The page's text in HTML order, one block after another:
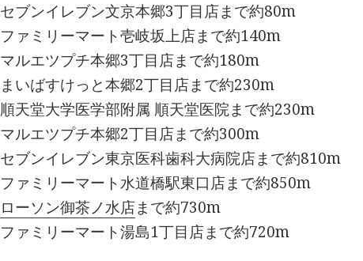
セブンイレブン文京本郷3丁目店まで約80m
ファミリーマート壱岐坂上店まで約140m
マルエツプチ本郷3丁目店まで約180m
まいばすけっと本郷2丁目店まで約230m
順天堂大学医学部附属 順天堂医院まで約230m
マルエツプチ本郷2丁目店まで約300m
セブンイレブン東京医科歯科大病院店まで約810m
ファミリーマート水道橋駅東口店まで約850m
ローソン御茶ノ水店まで約730m
ファミリーマート湯島1丁目店まで約720m